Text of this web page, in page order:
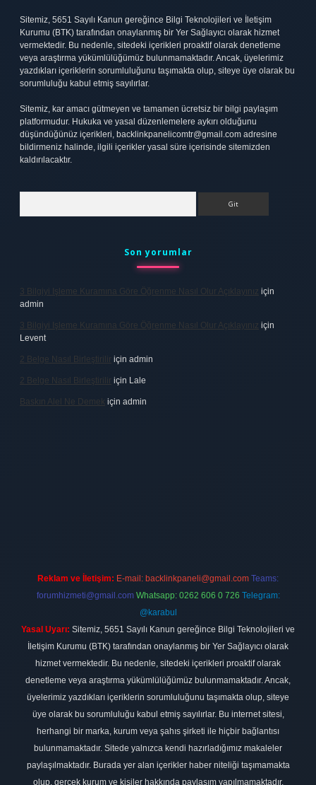
Sitemiz, 5651 Sayılı Kanun gereğince Bilgi Teknolojileri ve İletişim
Kurumu (BTK) tarafından onaylanmış bir Yer Sağlayıcı olarak hizmet
vermektedir. Bu nedenle, sitedeki içerikleri proaktif olarak denetleme
veya araştırma yükümlülüğümüz bulunmamaktadır. Ancak, üyelerimiz
yazdıkları içeriklerin sorumluluğunu taşımakta olup, siteye üye olarak bu
sorumluluğu kabul etmiş sayılırlar.
Sitemiz, kar amacı gütmeyen ve tamamen ücretsiz bir bilgi paylaşım
platformudur. Hukuka ve yasal düzenlemelere aykırı olduğunu
düşündüğünüz içerikleri, backlinkpanelicomtr@gmail.com adresine
bildirmeniz halinde, ilgili içerikler yasal süre içerisinde sitemizden
kaldırılacaktır.
Son yorumlar
3 Bilgiyi Işleme Kuramına Göre Öğrenme Nasıl Olur Açıklayınız için
admin
3 Bilgiyi Işleme Kuramına Göre Öğrenme Nasıl Olur Açıklayınız için
Levent
2 Belge Nasıl Birleştirilir için admin
2 Belge Nasıl Birleştirilir için Lale
Baskın Alel Ne Demek için admin
Reklam ve İletişim: E-mail: backlinkpaneli@gmail.com Teams:
forumhizmeti@gmail.com Whatsapp: 0262 606 0 726 Telegram:
@karabul
Yasal Uyarı: Sitemiz, 5651 Sayılı Kanun gereğince Bilgi Teknolojileri ve
İletişim Kurumu (BTK) tarafından onaylanmış bir Yer Sağlayıcı olarak
hizmet vermektedir. Bu nedenle, sitedeki içerikleri proaktif olarak
denetleme veya araştırma yükümlülüğümüz bulunmamaktadır. Ancak,
üyelerimiz yazdıkları içeriklerin sorumluluğunu taşımakta olup, siteye
üye olarak bu sorumluluğu kabul etmiş sayılırlar. Bu internet sitesi,
herhangi bir marka, kurum veya şahıs şirketi ile hiçbir bağlantısı
bulunmamaktadır. Sitede yalnızca kendi hazırladığımız makaleler
paylaşılmaktadır. Burada yer alan içerikler haber niteliği taşımamakta
olup, gerçek kurum ve kişiler hakkında paylaşım yapılmamaktadır.